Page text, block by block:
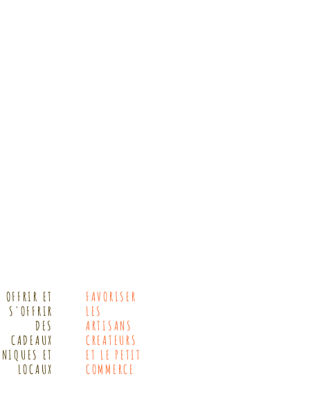
OFFRIR ET
S'OFFRIR
DES
CADEAUX
ET
LOCAUX
FAVORISER
LES
ARTISANS
CREATEURS
ET LE PETIT
COMMERCE